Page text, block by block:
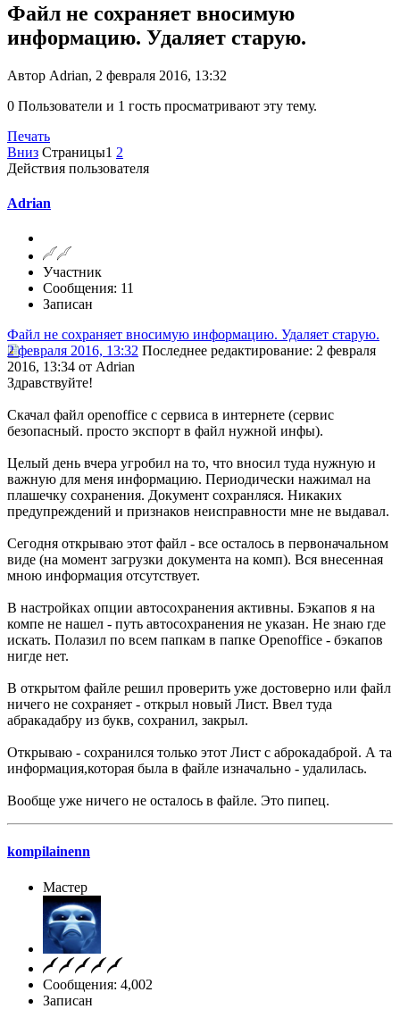
Файл не сохраняет вносимую
информацию. Удаляет старую.
Автор Adrian, 2 февраля 2016, 13:32
0 Пользователи и 1 гость просматривают эту тему.
Печать
Вниз Страницы1 2
Действия пользователя
Adrian
Участник
Сообщения: 11
Записан
Файл не сохраняет вносимую информацию. Удаляет старую.
2 февраля 2016, 13:32 Последнее редактирование: 2 февраля
2016, 13:34 от Adrian
Здравствуйте!
Скачал файл openoffice с сервиса в интернете (сервис
безопасный. просто экспорт в файл нужной инфы).
Целый день вчера угробил на то, что вносил туда нужную и
важную для меня информацию. Периодически нажимал на
плашечку сохранения. Документ сохранляся. Никаких
предупреждений и признаков неисправности мне не выдавал.
Сегодня открываю этот файл - все осталось в первоначальном
виде (на момент загрузки документа на комп). Вся внесенная
мною информация отсутствует.
В настройках опции автосохранения активны. Бэкапов я на
компе не нашел - путь автосохранения не указан. Не знаю где
искать. Полазил по всем папкам в папке Openoffice - бэкапов
нигде нет.
В открытом файле решил проверить уже достоверно или файл
ничего не сохраняет - открыл новый Лист. Ввел туда
абракадабру из букв, сохранил, закрыл.
Открываю - сохранился только этот Лист с аброкадаброй. А та
информация,которая была в файле изначально - удалилась.
Вообще уже ничего не осталось в файле. Это пипец.
kompilainenn
Мастер
Сообщения: 4,002
Записан